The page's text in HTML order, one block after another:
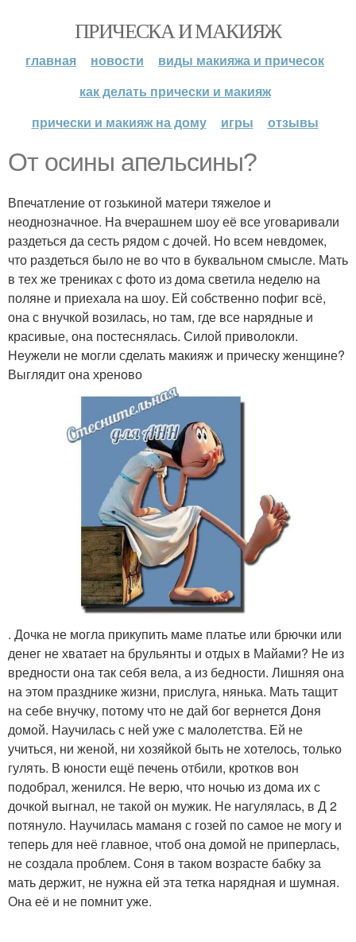
ПРИЧЕСКА И МАКИЯЖ
главная новости
виды макияжа и причесок
как делать прически и макияж
прически и макияж на дому
игры отзывы
От осины апельсины?
Впечатление от гозькиной матери тяжелое и
неоднозначное. На вчерашнем шоу её все уговаривали
раздеться да сесть рядом с дочей. Но всем невдомек,
что раздеться было не во что в буквальном смысле. Мать
в тех же трениках с фото из дома светила неделю на
поляне и приехала на шоу. Ей собственно пофиг всё,
она с внучкой возилась, но там, где все нарядные и
красивые, она постеснялась. Силой приволокли.
Неужели не могли сделать макияж и прическу женщине?
Выглядит она хреново
. Дочка не могла прикупить маме платье или брючки или
денег не хватает на брульянты и отдых в Майами? Не из
вредности она так себя вела, а из бедности. Лишняя она
на этом празднике жизни, прислуга, нянька. Мать тащит
на себе внучку, потому что не дай бог вернется Доня
домой. Научилась с ней уже с малолетства. Ей не
учиться, ни женой, ни хозяйкой быть не хотелось, только
гулять. В юности ещё печень отбили, кротков вон
подобрал, женился. Не верю, что ночью из дома их с
дочкой выгнал, не такой он мужик. Не нагулялась, в Д 2
потянуло. Научилась маманя с гозей по самое не могу и
теперь для неё главное, чтоб она домой не приперлась,
не создала проблем. Соня в таком возрасте бабку за
мать держит, не нужна ей эта тетка нарядная и шумная.
Она её и не помнит уже.